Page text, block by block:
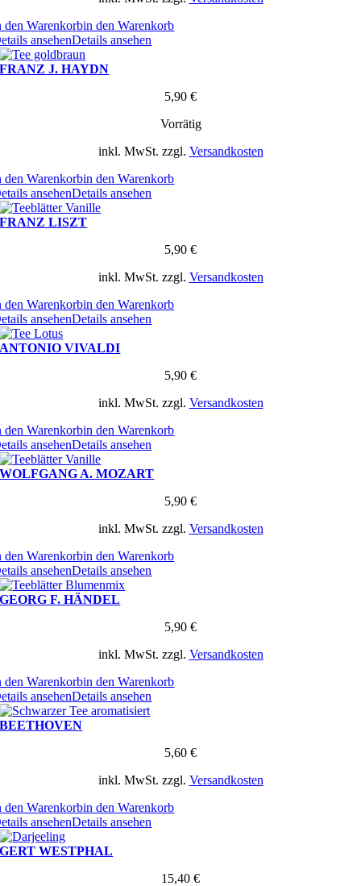
den Warenkorbin den Warenkorb
ansehenDetails ansehen
FRANZ J. HAYDN
5,90 €
Vorrätig
inkl. MwSt. zzgl. Versandkosten
den Warenkorbin den Warenkorb
ansehenDetails ansehen
FRANZ LISZT
5,90 €
inkl. MwSt. zzgl. Versandkosten
den Warenkorbin den Warenkorb
ansehenDetails ansehen
ANTONIO VIVALDI
5,90 €
inkl. MwSt. zzgl. Versandkosten
den Warenkorbin den Warenkorb
ansehenDetails ansehen
WOLFGANG A. MOZART
5,90 €
inkl. MwSt. zzgl. Versandkosten
den Warenkorbin den Warenkorb
ansehenDetails ansehen
GEORG F. HÄNDEL
5,90 €
inkl. MwSt. zzgl. Versandkosten
den Warenkorbin den Warenkorb
ansehenDetails ansehen
BEETHOVEN
5,60 €
inkl. MwSt. zzgl. Versandkosten
den Warenkorbin den Warenkorb
ansehenDetails ansehen
GERT WESTPHAL
15,40 €